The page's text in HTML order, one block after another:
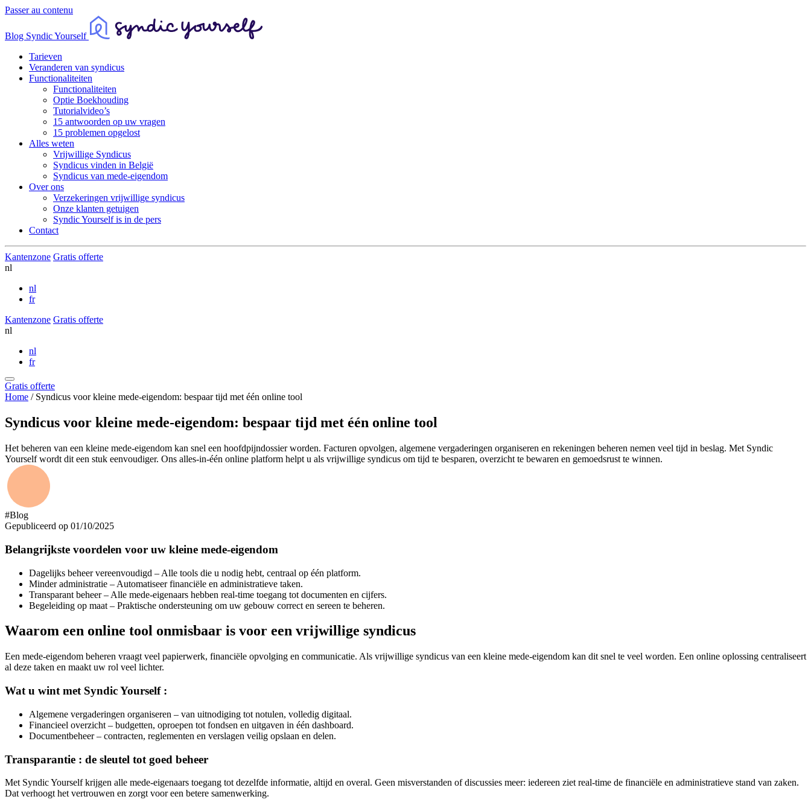
Passer au contenu
Blog Syndic Yourself
Tarieven
Veranderen van syndicus
Functionaliteiten
Functionaliteiten
Optie Boekhouding
Tutorialvideo’s
15 antwoorden op uw vragen
15 problemen opgelost
Alles weten
Vrijwillige Syndicus
Syndicus vinden in België
Syndicus van mede-eigendom
Over ons
Verzekeringen vrijwillige syndicus
Onze klanten getuigen
Syndic Yourself is in de pers
Contact
Kantenzone Gratis offerte
nl
nl
fr
Kantenzone Gratis offerte
nl
nl
fr
Gratis offerte
Home / Syndicus voor kleine mede-eigendom: bespaar tijd met één online tool
Syndicus voor kleine mede-eigendom: bespaar tijd met één online tool
Het beheren van een kleine mede-eigendom kan snel een hoofdpijndossier worden. Facturen opvolgen, algemene vergaderingen organiseren en rekeningen beheren nemen veel tijd in beslag. Met Syndic
Yourself wordt dit een stuk eenvoudiger. Ons alles-in-één online platform helpt u als vrijwillige syndicus om tijd te besparen, overzicht te bewaren en gemoedsrust te winnen.
#Blog
Gepubliceerd op 01/10/2025
Belangrijkste voordelen voor uw kleine mede-eigendom
Dagelijks beheer vereenvoudigd – Alle tools die u nodig hebt, centraal op één platform.
Minder administratie – Automatiseer financiële en administratieve taken.
Transparant beheer – Alle mede-eigenaars hebben real-time toegang tot documenten en cijfers.
Begeleiding op maat – Praktische ondersteuning om uw gebouw correct en sereen te beheren.
Waarom een online tool onmisbaar is voor een vrijwillige syndicus
Een mede-eigendom beheren vraagt veel papierwerk, financiële opvolging en communicatie. Als vrijwillige syndicus van een kleine mede-eigendom kan dit snel te veel worden. Een online oplossing centraliseert
al deze taken en maakt uw rol veel lichter.
Wat u wint met Syndic Yourself :
Algemene vergaderingen organiseren – van uitnodiging tot notulen, volledig digitaal.
Financieel overzicht – budgetten, oproepen tot fondsen en uitgaven in één dashboard.
Documentbeheer – contracten, reglementen en verslagen veilig opslaan en delen.
Transparantie : de sleutel tot goed beheer
Met Syndic Yourself krijgen alle mede-eigenaars toegang tot dezelfde informatie, altijd en overal. Geen misverstanden of discussies meer: iedereen ziet real-time de financiële en administratieve stand van zaken.
Dat verhoogt het vertrouwen en zorgt voor een betere samenwerking.